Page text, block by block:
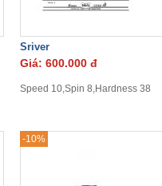
Sriver
Giá: 600.000 đ
Speed 10,Spin 8,Hardness 38
-10%